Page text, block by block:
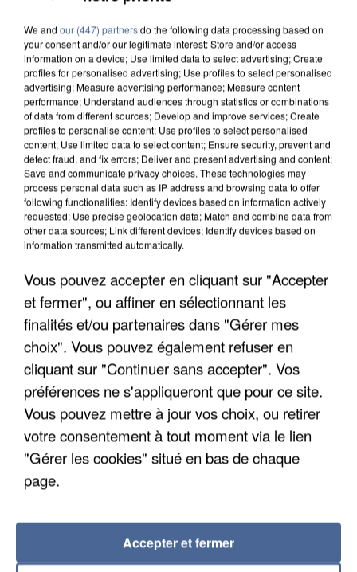
APRÈS TOUTES CES CANICULES, LES REFUGES
DE FAUNE SAUVAGE SONT...
We and our (447) partnersdo the following data processing based on
your consent and/or our legitimate interest: Store and/or access
information on a device; Use limited data to select advertising; Create
profiles for personalised advertising; Use profiles to select personalised
advertising; Measure advertising performance; Measure content
performance; Understand audiences through statistics or combinations
of data from different sources; Develop and improve services; Create
profiles to personalise content; Use profiles to select personalised
content; Use limited data to select content; Ensure security, prevent and
detect fraud, and fix errors; Deliver and present advertising and content;
Save and communicate privacy choices. These technologies may
process personal data such as IP address and browsing data to offer
following functionalities: Identify devices based on information actively
requested; Use precise geolocation data; Match and combine data from
other data sources; Link different devices; Identify devices based on
information transmitted automatically.
Vous pouvez accepter en cliquant sur "Accepter
et fermer", ou affiner en sélectionnant les
finalités et/ou partenaires dans "Gérer mes
choix". Vous pouvez également refuser en
cliquant sur "Continuer sans accepter". Vos
préférences ne s'appliqueront que pour ce site.
Vous pouvez mettre à jour vos choix, ou retirer
votre consentement à tout moment via le lien
"Gérer les cookies" situé en bas de chaque
page.
Accepter et fermer